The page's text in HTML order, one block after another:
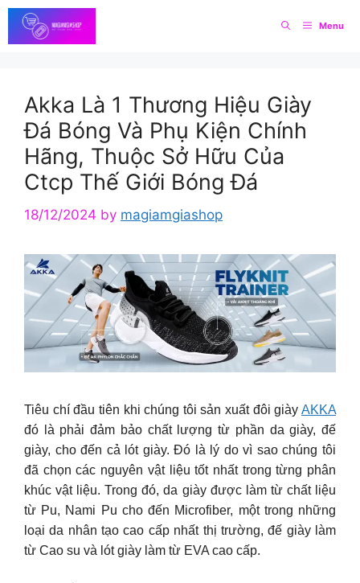
Skip
to
content
Menu
Akka Là 1 Thương Hiệu Giày
Đá Bóng Và Phụ Kiện Chính
Hãng, Thuộc Sở Hữu Của
Ctcp Thế Giới Bóng Đá
18/12/2024 by magiamgiashop
Tiêu chí đầu tiên khi chúng tôi sản xuất đôi giày AKKA
đó là phải đảm bảo chất lượng từ phần da giày, đế
giày, cho đến cả lót giày. Đó là lý do vì sao chúng tôi
đã chọn các nguyên vật liệu tốt nhất trong từng phân
khúc vật liệu. Trong đó, da giày được làm từ chất liệu
từ Pu, Nami Pu cho đến Microfiber, một trong những
loại da nhân tạo cao cấp nhất thị trường, đế giày làm
từ Cao su và lót giày làm từ EVA cao cấp.